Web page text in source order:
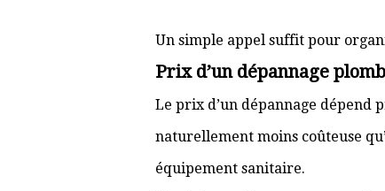
Un simple appel suffit pour
Prix d’un dépannage
Le prix d’un dépannage dépend
naturellement moins coûteuse
équipement sanitaire.